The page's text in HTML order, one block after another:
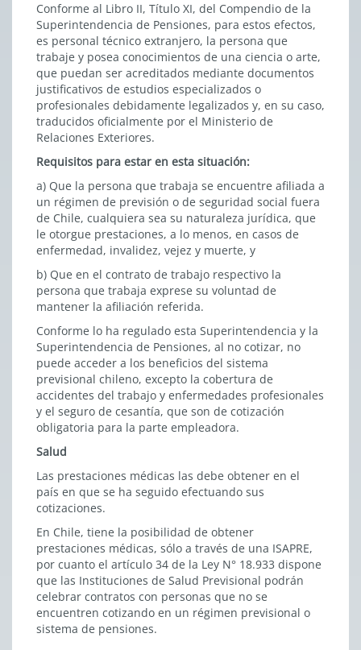
Conforme al Libro II, Título XI, del Compendio de la
Superintendencia de Pensiones, para estos efectos,
es personal técnico extranjero, la persona que
trabaje y posea conocimientos de una ciencia o arte,
que puedan ser acreditados mediante documentos
justificativos de estudios especializados o
profesionales debidamente legalizados y, en su caso,
traducidos oficialmente por el Ministerio de
Relaciones Exteriores.
Requisitos para estar en esta situación:
a) Que la persona que trabaja se encuentre afiliada a
un régimen de previsión o de seguridad social fuera
de Chile, cualquiera sea su naturaleza jurídica, que
le otorgue prestaciones, a lo menos, en casos de
enfermedad, invalidez, vejez y muerte, y
b) Que en el contrato de trabajo respectivo la
persona que trabaja exprese su voluntad de
mantener la afiliación referida.
Conforme lo ha regulado esta Superintendencia y la
Superintendencia de Pensiones, al no cotizar, no
puede acceder a los beneficios del sistema
previsional chileno, excepto la cobertura de
accidentes del trabajo y enfermedades profesionales
y el seguro de cesantía, que son de cotización
obligatoria para la parte empleadora.
Salud
Las prestaciones médicas las debe obtener en el
país en que se ha seguido efectuando sus
cotizaciones.
En Chile, tiene la posibilidad de obtener
prestaciones médicas, sólo a través de una ISAPRE,
por cuanto el artículo 34 de la Ley N° 18.933 dispone
que las Instituciones de Salud Previsional podrán
celebrar contratos con personas que no se
encuentren cotizando en un régimen previsional o
sistema de pensiones.